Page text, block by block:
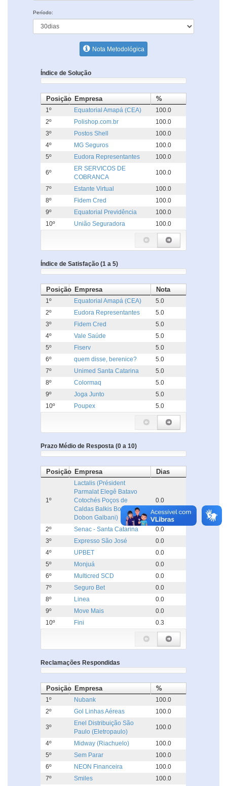
Período:
Nota Metodológica
Índice de Solução
Posição Empresa %
1º Equatorial Amapá (CEA)
100.0
2º
Polishop.com.br
100.0
3º
Postos Shell
100.0
4º
MG Seguros
100.0
5º
Eudora Representantes 100.0
6º
ER SERVICOS DE
COBRANCA
100.0
7º Estante Virtual
100.0
8º
Fidem Cred
100.0
9º
Equatorial Previdência
100.0
10º
União Seguradora 100.0
Índice de Satisfação (1 a 5)
Posição Empresa Nota
1º Equatorial Amapá (CEA)
5.0
2º
Eudora Representantes
5.0
3º
Fidem Cred
5.0
4º
Vale Saúde
5.0
5º
Fiserv
5.0
6º
quem disse, berenice?
5.0
7º
Unimed Santa Catarina
5.0
8º
Colormaq
5.0
9º
Joga Junto
5.0
10º
Poupex 5.0
Prazo Médio de Resposta (0 a 10)
Posição Empresa Dias
1º
Lactalis (Président
Parmalat Elegê Batavo
Cotochés Poços de
Caldas Balkis Boa Nata
Dobon Galbani)
0.0
2º Senac - Santa Catarina
0.0
3º
Expresso São José
0.0
4º
UPBET
0.0
5º
Monjuá
0.0
6º
Multicred SCD
0.0
7º
Seguro Bet
0.0
8º
Linea
0.0
9º
Move Mais
0.0
10º
Fini 0.3
Reclamações Respondidas
Posição Empresa %
1º Nubank
100.0
2º
Gol Linhas Aéreas 100.0
3º
Enel Distribuição São
Paulo (Eletropaulo)
100.0
4º Midway (Riachuelo)
100.0
5º
Sem Parar
100.0
6º
NEON Financeira
100.0
7º
Smiles 100.0